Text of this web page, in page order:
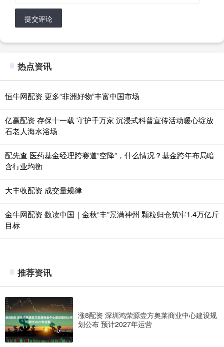
提交评论
热点资讯
恒牛网配资 更多“非洲好物”丰富中国市场
亿赢配资 存保十一载 守护千万家 沉浸式科普宣传活动暖心绽放
石老人海水浴场
配先查 医药基金经理跨赛道“空降”，什么情况？基金跨年布局暗
含行业均衡
大丰收配资 成交量规律
金牛网配资 数读中国｜金秋“丰”景满神州 颗粒归仓筑牢1.4万亿斤
目标
推荐资讯
涨8配资 深圳鸿荣源壹方奥莱商业中心建设规
划公布 预计2027年运营